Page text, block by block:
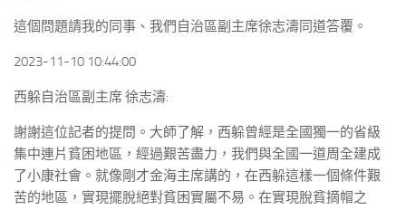
這個問題請我的同事、我們自治區副主席徐志濤同道答覆。
2023-11-10 10:44:00
西躲自治區副主席 徐志濤:
謝謝這位記者的提問。大師了解，西躲曾經是全國獨一的省級
集中連片貧困地區，經過艱苦盡力，我們與全國一道周全建成
了小康社會。就像剛才金海主席講的，在西躲這樣一個條件艱
苦的地區，實現擺脫絕對貧困實屬不易。在實現脫貧摘帽之